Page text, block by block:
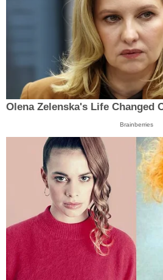
Olena Zelenska's Life Changed
Brainberries